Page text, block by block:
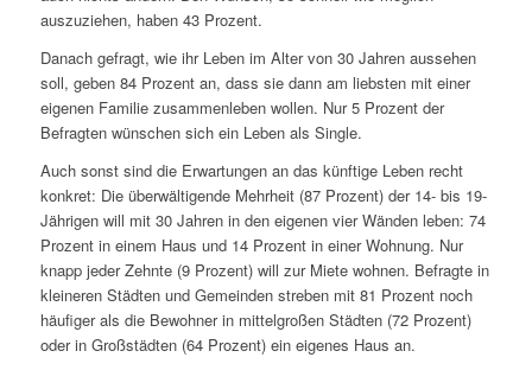
auszuziehen, haben 43 Prozent.
Danach gefragt, wie ihr Leben im Alter von 30 Jahren aussehen
soll, geben 84 Prozent an, dass sie dann am liebsten mit einer
eigenen Familie zusammenleben wollen. Nur 5 Prozent der
Befragten wünschen sich ein Leben als Single.
Auch sonst sind die Erwartungen an das künftige Leben recht
konkret: Die überwältigende Mehrheit (87 Prozent) der 14- bis 19-
Jährigen will mit 30 Jahren in den eigenen vier Wänden leben: 74
Prozent in einem Haus und 14 Prozent in einer Wohnung. Nur
knapp jeder Zehnte (9 Prozent) will zur Miete wohnen. Befragte in
kleineren Städten und Gemeinden streben mit 81 Prozent noch
häufiger als die Bewohner in mittelgroßen Städten (72 Prozent)
oder in Großstädten (64 Prozent) ein eigenes Haus an.